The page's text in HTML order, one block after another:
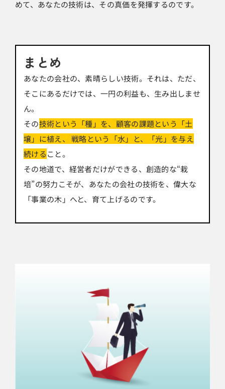
めて、あなたの技術は、その真価を発揮するのです。
まとめ
あなたの会社の、素晴らしい技術。それは、ただ、
そこにあるだけでは、一円の利益も、生み出しませ
ん。
その技術という「種」を、顧客の課題という「土
壌」に植え、 戦略という「水」と、「光」を与え
続けること。
その地道で、経営者だけができる、創造的な“栽
培”の努力こそが、あなたの会社の技術を、偉大な
「事業の木」へと、育て上げるのです。